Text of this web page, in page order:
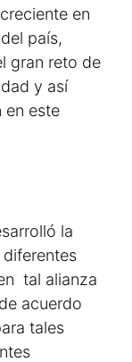
en
país,
gran reto de
y así
en este
la
tal alianza
acuerdo
tales